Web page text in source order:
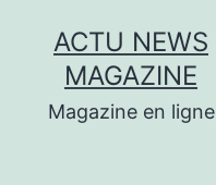
ACTU NEWS
MAGAZINE
Magazine en ligne